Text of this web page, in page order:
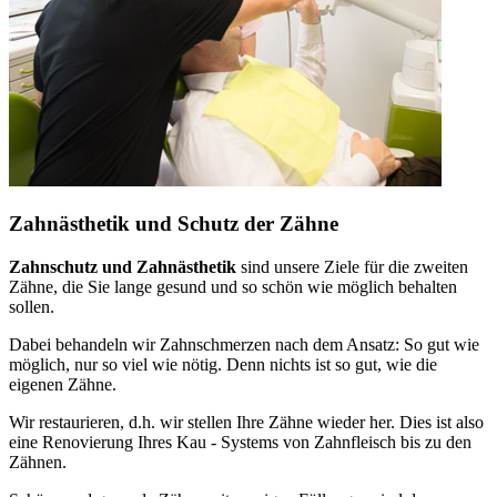
Zahnästhetik und Schutz der Zähne
Zahnschutz und Zahnästhetik sind unsere Ziele für die zweiten
Zähne, die Sie lange gesund und so schön wie möglich behalten
sollen.
Dabei behandeln wir Zahnschmerzen nach dem Ansatz: So gut wie
möglich, nur so viel wie nötig. Denn nichts ist so gut, wie die
eigenen Zähne.
Wir restaurieren, d.h. wir stellen Ihre Zähne wieder her. Dies ist also
eine Renovierung Ihres Kau - Systems von Zahnfleisch bis zu den
Zähnen.